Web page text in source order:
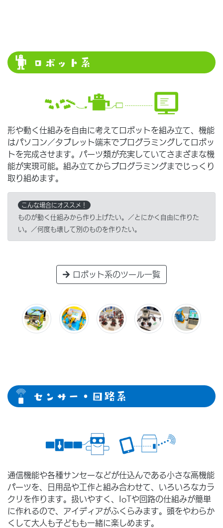
ロボット系
形や動く仕組みを自由に考えてロボットを組み立て、機能
はパソコン／タブレット端末でプログラミングしてロボッ
トを完成させます。パーツ類が充実していてさまざまな機
能が実現可能。組み立てからプログラミングまでじっくり
取り組めます。
こんな場合にオススメ！
ものが動く仕組みから作り上げたい。／とにかく自由に作りた
い。／何度も壊して別のものを作りたい。
ロボット系のツール一覧
センサー・回路系
通信機能や各種サンセーなどが仕込んである小さな高機能
パーツを、日用品や工作と組み合わせて、いろいろなカラ
クリを作ります。扱いやすく、IoTや回路の仕組みが簡単
に作れるので、アイディアがふくらみます。頭をやわらか
くして大人も子どもも一緒に楽しめます。